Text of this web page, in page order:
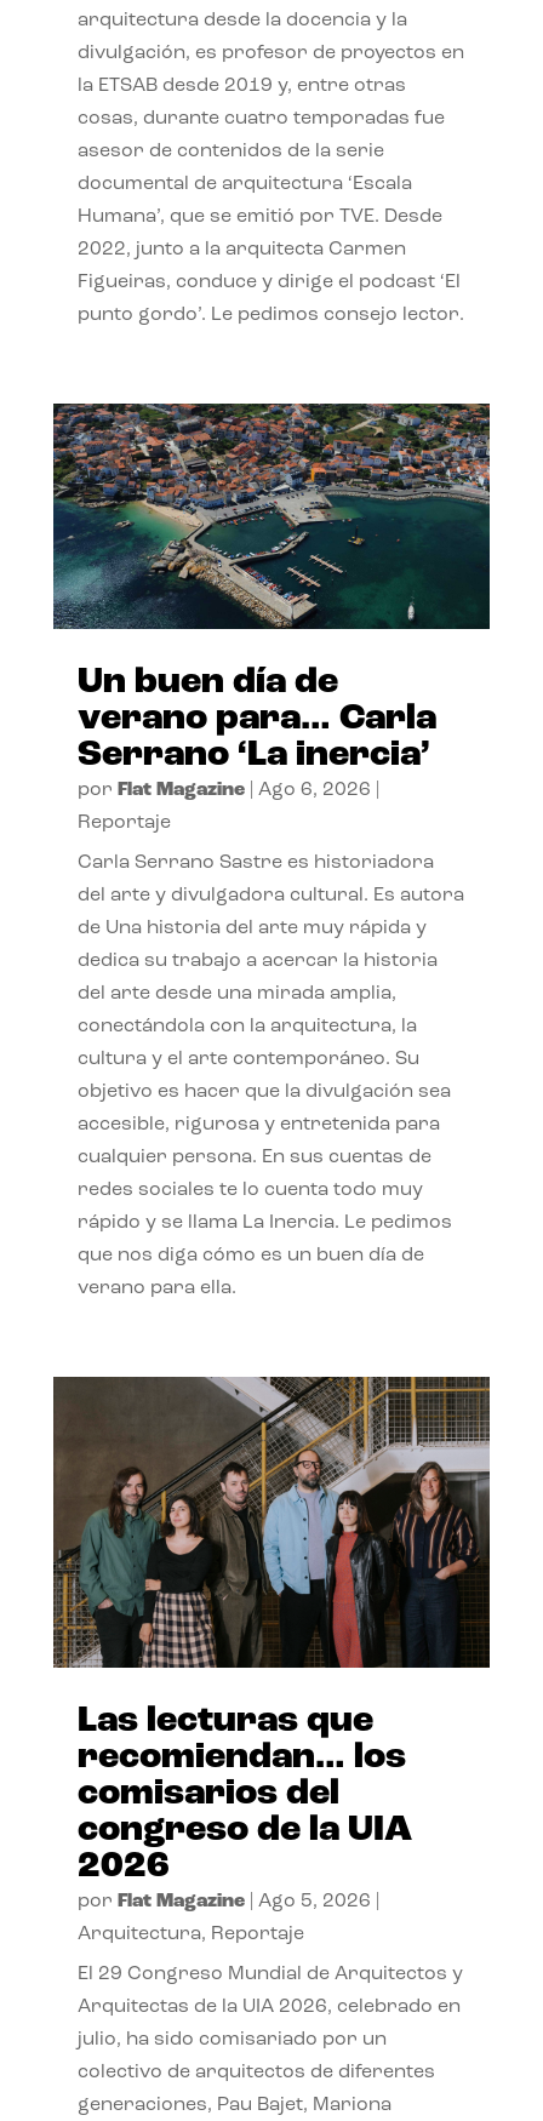
arquitectura desde la docencia y la
divulgación, es profesor de proyectos en
la ETSAB desde 2019 y, entre otras
cosas, durante cuatro temporadas fue
asesor de contenidos de la serie
documental de arquitectura ‘Escala
Humana’, que se emitió por TVE. Desde
2022, junto a la arquitecta Carmen
Figueiras, conduce y dirige el podcast ‘El
punto gordo’. Le pedimos consejo lector.
Un buen día de
verano para… Carla
Serrano ‘La inercia’
por Flat Magazine| Ago 6, 2026
Reportaje
Carla Serrano Sastre es historiadora
del arte y divulgadora cultural. Es autora
de Una historia del arte muy rápida y
dedica su trabajo a acercar la historia
del arte desde una mirada amplia,
conectándola con la arquitectura, la
cultura y el arte contemporáneo. Su
objetivo es hacer que la divulgación sea
accesible, rigurosa y entretenida para
cualquier persona. En sus cuentas de
redes sociales te lo cuenta todo muy
rápido y se llama La Inercia. Le pedimos
que nos diga cómo es un buen día de
verano para ella.
Las lecturas que
recomiendan… los
comisarios del
congreso de la UIA
2026
por Flat Magazine| Ago 5, 2026
Arquitectura, Reportaje
El 29 Congreso Mundial de Arquitectos y
Arquitectas de la UIA 2026, celebrado en
julio, ha sido comisariado por un
colectivo de arquitectos de diferentes
generaciones, Pau Bajet, Mariona